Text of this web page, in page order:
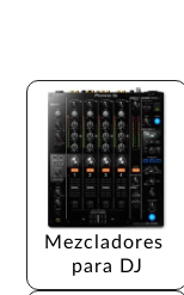
Mezcladores
para DJ